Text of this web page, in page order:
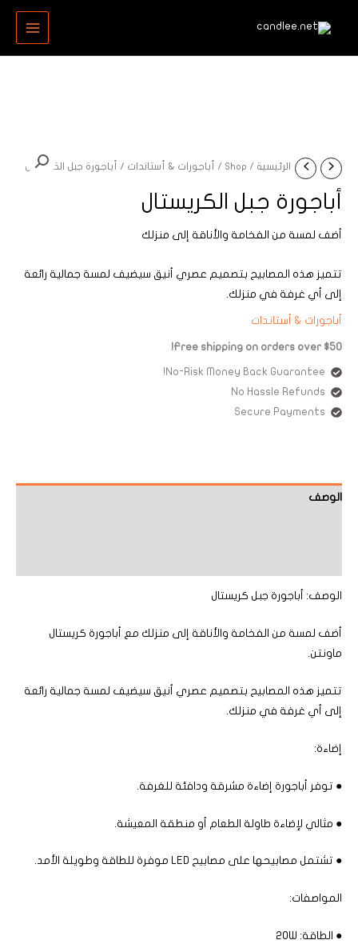
MAIN
MENU
الرئيسية /
Shop
/ أباجورات & أستاندات / أباجورة جبل الكريستال
أباجورة جبل الكريستال
أضف لمسة من الفخامة والأناقة إلى منزلك
تتميز هذه المصابيح بتصميم عصري أنيق سيضيف لمسة جمالية رائعة
إلى أي غرفة في منزلك.
أباجورات & أستاندات
Free shipping on orders over $50!
No-Risk Money Back Guarantee!
No Hassle Refunds
Secure Payments
الوصف
الوصف: أباجورة جبل كريستال
أضف لمسة من الفخامة والأناقة إلى منزلك مع أباجورة كريستال
ماونتن.
تتميز هذه المصابيح بتصميم عصري أنيق سيضيف لمسة جمالية رائعة
إلى أي غرفة في منزلك.
إضاءة:
● توفر أباجورة إضاءة مشرقة ودافئة للغرفة.
● مثالي لإضاءة طاولة الطعام أو منطقة المعيشة.
● تشتمل مصابيحها على مصابيح LED موفرة للطاقة وطويلة الأمد.
المواصفات:
● الطاقة: 20W